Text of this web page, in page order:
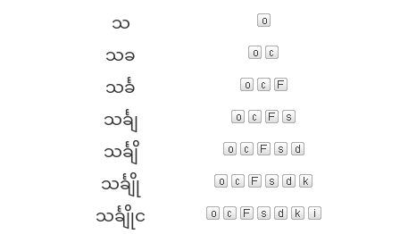
သ
သခ
သင်္ခ
သင်္ချ
သင်္ချိ
သင်္ချို
သင်္ချိုင